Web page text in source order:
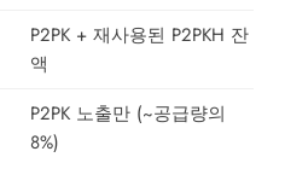
P2PK + 재사용된 P2PKH 잔
액
P2PK 노출만 (~공급량의
8%)